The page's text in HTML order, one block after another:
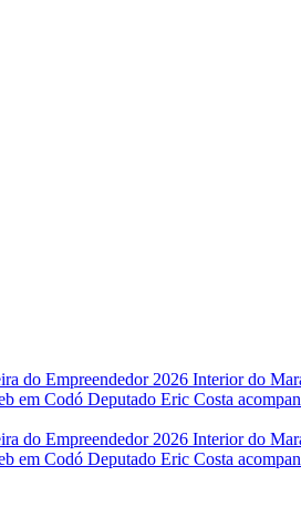
do Empreendedor 2026 Interior do
em Codó Deputado Eric Costa
do Empreendedor 2026 Interior do
em Codó Deputado Eric Costa